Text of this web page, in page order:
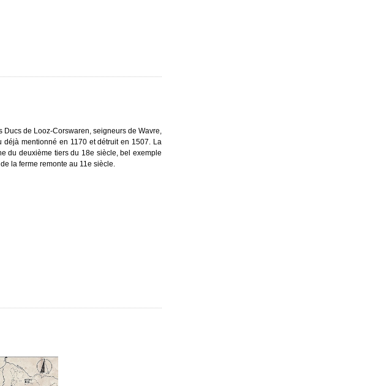
Ducs de Looz-Corswaren, seigneurs de Wavre,
déjà mentionné en 1170 et détruit en 1507. La
du deuxième tiers du 18e siècle, bel exemple
la ferme remonte au 11e siècle.